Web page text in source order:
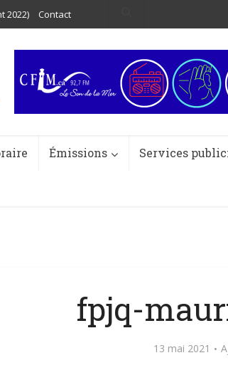
2022) Contact
Émissions Services
fpjq-
13 mai 2021